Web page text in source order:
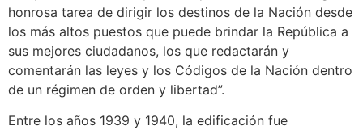
honrosa tarea de dirigir los destinos de la Nación desde
los más altos puestos que puede brindar la República a
sus mejores ciudadanos, los que redactarán y
comentarán las leyes y los Códigos de la Nación dentro
de un régimen de orden y libertad”.
Entre los años 1939 y 1940, la edificación fue